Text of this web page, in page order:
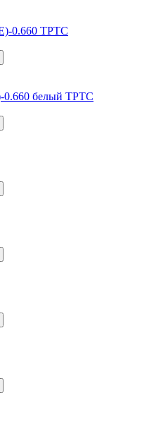
0.660 ТРТС
0.660 белый ТРТС